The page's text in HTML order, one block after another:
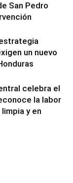
San Pedro
un nuevo
celebra el
la labor
y en